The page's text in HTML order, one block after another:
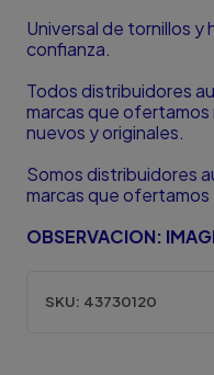
Universal de tornillos
confianza.
Todos distribuidores
marcas que
nuevos y originales.
Somos distribuidores
marcas que ofertamos
OBSERVACION:
SKU: 43730120